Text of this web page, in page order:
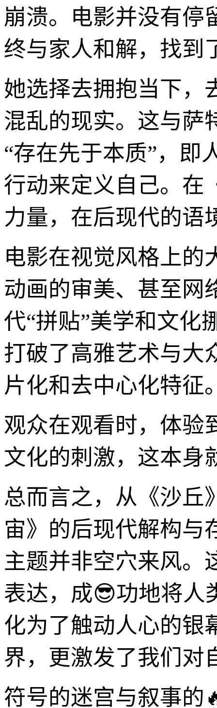
崩溃。电影并没有停
终与家人和解，找到
她选择去拥抱当下，
混乱的现实。这与
“存在先于本质”，即
行动来定义自己。在
力量，在后现代的语
电影在视觉风格上的
动画的审美、甚至网
代“拼贴”美学和文化
打破了高雅艺术与大
片化和去中心化特征
观众在观看时，体验
文化的刺激，这本身
总而言之，从《沙丘
宙》的后现代解构与
主题并非空穴来风。
表达，成😎功地将人
化为了触动人心的银
界，更激发了我们对
符号的迷宫与叙事的